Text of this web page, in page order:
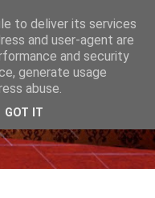
to deliver its services
and user-agent are
and security
generate usage
abuse.
GOT IT